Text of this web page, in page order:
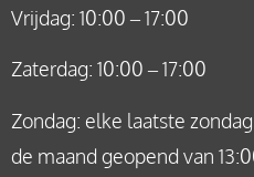
Vrijdag: 10:00 – 17:00
Zaterdag: 10:00 – 17:00
Zondag: elke laatste
de maand geopend van